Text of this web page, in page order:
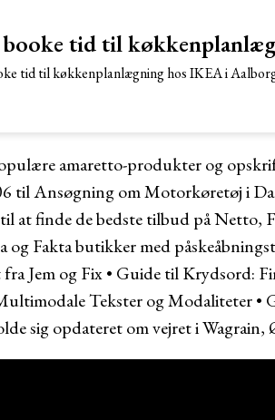
tid til
tid til køkkenplanlægning hos IKEA i
amaretto-produkter og
til Ansøgning om Motorkøretøj i
at finde de bedste tilbud på Netto,
og Fakta butikker med
Jem og Fix• Guide til Krydsord:
Tekster og Modaliteter•
sig opdateret om vejret i Wagrain,